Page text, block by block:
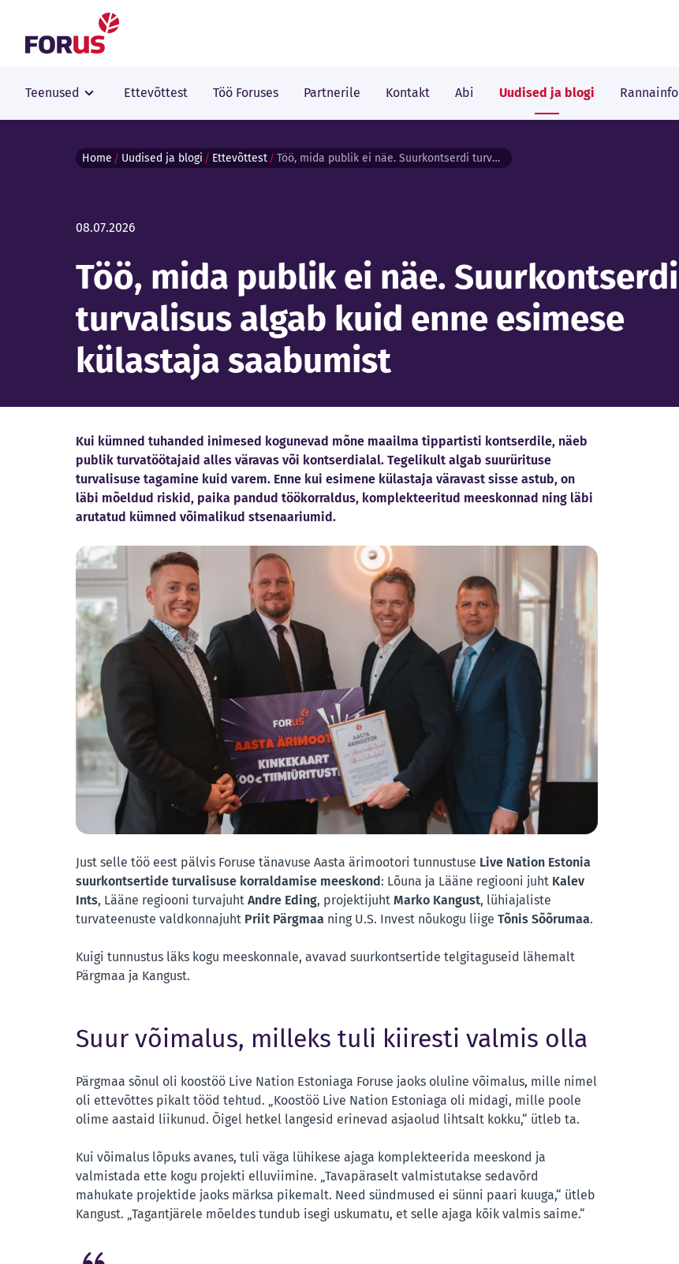
Teenused Ettevõttest Töö Foruses Partnerile Kontakt Abi Uudised ja blogi Rannainfo
Home Uudised ja blogi Ettevõttest Töö, mida publik ei näe. Suurkontserdi turvalisus algab kuid enne esimese külastaja saabumist
08.07.2026
Töö, mida publik ei näe. Suurkontserdi
turvalisus algab kuid enne esimese
külastaja saabumist
Kui kümned tuhanded inimesed kogunevad mõne maailma tippartisti kontserdile, näeb
publik turvatöötajaid alles väravas või kontserdialal. Tegelikult algab suurürituse
turvalisuse tagamine kuid varem. Enne kui esimene külastaja väravast sisse astub, on
läbi mõeldud riskid, paika pandud töökorraldus, komplekteeritud meeskonnad ning läbi
arutatud kümned võimalikud stsenaariumid.
Just selle töö eest pälvis Foruse tänavuse Aasta ärimootori tunnustuse Live Nation Estonia
suurkontsertide turvalisuse korraldamise meeskond : Lõuna ja Lääne regiooni juht Kalev
Ints, Lääne regiooni turvajuht Andre Eding, projektijuht Marko Kangust, lühiajaliste
turvateenuste valdkonnajuht Priit Pärgmaa ning U.S. Invest nõukogu liige Tõnis Sõõrumaa.
Kuigi tunnustus läks kogu meeskonnale, avavad suurkontsertide telgitaguseid lähemalt
Pärgmaa ja Kangust.
Suur võimalus, milleks tuli kiiresti valmis olla
Pärgmaa sõnul oli koostöö Live Nation Estoniaga Foruse jaoks oluline võimalus, mille nimel
oli ettevõttes pikalt tööd tehtud. „Koostöö Live Nation Estoniaga oli midagi, mille poole
olime aastaid liikunud. Õigel hetkel langesid erinevad asjaolud lihtsalt kokku,“ ütleb ta.
Kui võimalus lõpuks avanes, tuli väga lühikese ajaga komplekteerida meeskond ja
valmistada ette kogu projekti elluviimine. „Tavapäraselt valmistutakse sedavõrd
mahukate projektide jaoks märksa pikemalt. Need sündmused ei sünni paari kuuga,“ ütleb
Kangust. „Tagantjärele mõeldes tundub isegi uskumatu, et selle ajaga kõik valmis saime.“